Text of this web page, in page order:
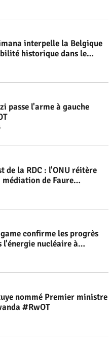
interpelle la Belgique
historique dans le
#RwOT
passe l'arme à gauche
de la RDC : l'ONU réitère
de Faure
#RwOT
confirme les progrès
l'énergie nucléaire à
#RwOT
nommé Premier ministre
#RwOT